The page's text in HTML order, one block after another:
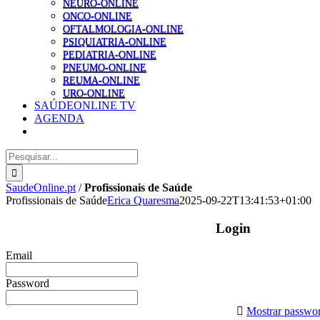
NEURO-ONLINE
ONCO-ONLINE
OFTALMOLOGIA-ONLINE
PSIQUIATRIA-ONLINE
PEDIATRIA-ONLINE
PNEUMO-ONLINE
REUMA-ONLINE
URO-ONLINE
SAÚDEONLINE TV
AGENDA
Pesquisar
SaudeOnline.pt /Profissionais de Saúde
Profissionais de SaúdeErica Quaresma2025-09-22T13:41:53+01:00
Login
Email
Password
Mostrar